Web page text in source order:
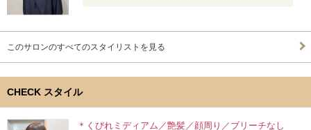
このサロンのすべてのスタイリストを見る
CHECK スタイル
＊くびれミディアム／艶髪／顔周り／ブリーチなし